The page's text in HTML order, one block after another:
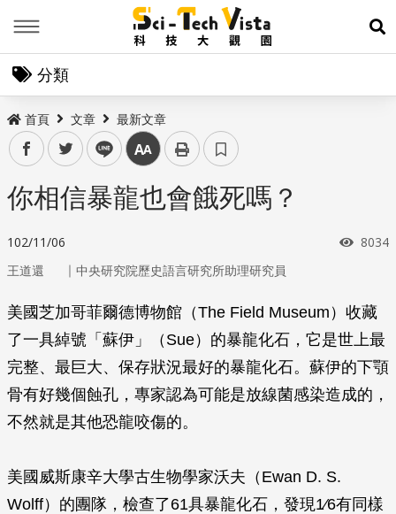
展
分類
首頁 文章 最新文章
facebooktwitter line 中
你相信暴龍也會餓死嗎？
102/11/06 瀏覽
8034
王道還 ｜ 中央研究院歷史語言研究所助理研究員
美國芝加哥菲爾德博物館（The Field Museum）收藏
了一具綽號「蘇伊」（Sue）的暴龍化石，它是世上最
完整、最巨大、保存狀況最好的暴龍化石。蘇伊的下顎
骨有好幾個蝕孔，專家認為可能是放線菌感染造成的，
不然就是其他恐龍咬傷的。
美國威斯康辛大學古生物學家沃夫（Ewan D. S.
Wolff）的團隊，檢查了61具暴龍化石，發現1∕6有同樣